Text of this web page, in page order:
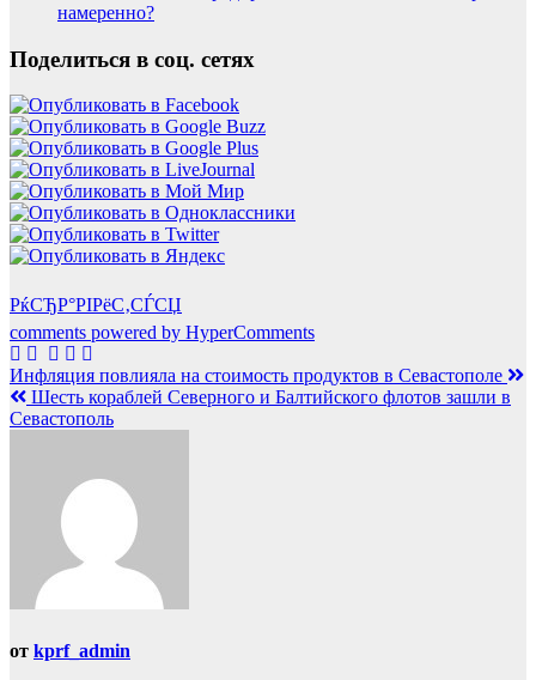
намеренно?
Поделиться в соц. сетях
РќСЂР°РІРёС‚СЃСЏ
comments powered by HyperComments
Навигация
по
Инфляция повлияла на стоимость продуктов в Севастополе
Шесть кораблей Северного и Балтийского флотов зашли в
Севастополь
от kprf_admin